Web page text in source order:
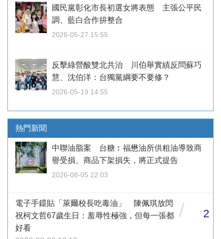
國民黨彰化市長初選女將表態 主張公平民
調、藍白合作拚整合
2026-05-27 15:55
反擊綠營酸雙北共治 川伯舉實績反問蘇巧
慧、沈伯洋：台獨黨綱要不要修？
2026-05-19 14:55
熱門新聞
中聯油脂案 台糖︰福懋油所供粗油導致商
譽受損、商品下架損失，將正式提告
2026-08-05 22:03
電子手鐶貼「萊爾校長吃毒油」 陳佩琪放閃
祝柯文哲67歲生日：羞辱性極強，但每一張都
好看
/ 2